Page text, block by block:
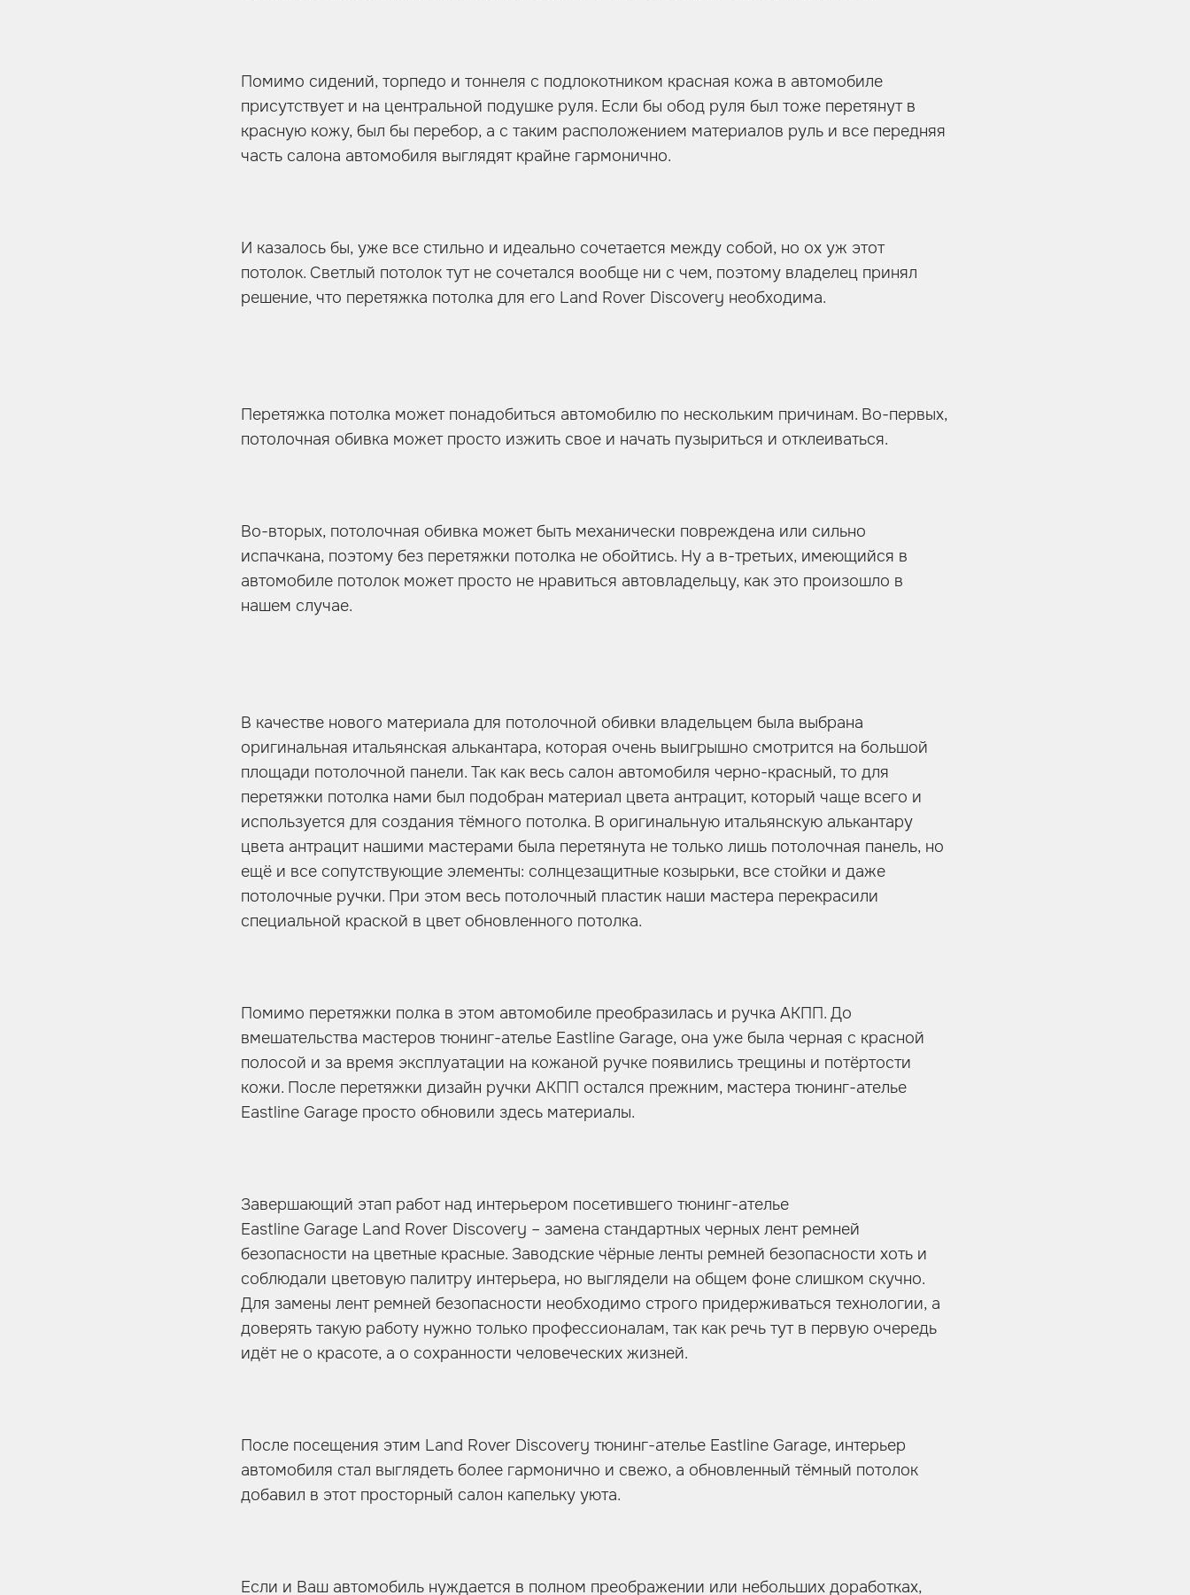
Помимо сидений, торпедо и тоннеля с подлокотником красная кожа в автомобиле
присутствует и на центральной подушке руля. Если бы обод руля был тоже перетянут в
красную кожу, был бы перебор, а с таким расположением материалов руль и все передняя
часть салона автомобиля выглядят крайне гармонично.
И казалось бы, уже все стильно и идеально сочетается между собой, но ох уж этот
потолок. Светлый потолок тут не сочетался вообще ни с чем, поэтому владелец принял
решение, что перетяжка потолка для его Land Rover Discovery необходима.
Перетяжка потолка может понадобиться автомобилю по нескольким причинам. Во-первых,
потолочная обивка может просто изжить свое и начать пузыриться и отклеиваться.
Во-вторых, потолочная обивка может быть механически повреждена или сильно
испачкана, поэтому без перетяжки потолка не обойтись. Ну а в-третьих, имеющийся в
автомобиле потолок может просто не нравиться автовладельцу, как это произошло в
нашем случае.
В качестве нового материала для потолочной обивки владельцем была выбрана
оригинальная итальянская алькантара, которая очень выигрышно смотрится на большой
площади потолочной панели. Так как весь салон автомобиля черно-красный, то для
перетяжки потолка нами был подобран материал цвета антрацит, который чаще всего и
используется для создания тёмного потолка. В оригинальную итальянскую алькантару
цвета антрацит нашими мастерами была перетянута не только лишь потолочная панель, но
ещё и все сопутствующие элементы: солнцезащитные козырьки, все стойки и даже
потолочные ручки. При этом весь потолочный пластик наши мастера перекрасили
специальной краской в цвет обновленного потолка.
Помимо перетяжки полка в этом автомобиле преобразилась и ручка АКПП. До
вмешательства мастеров тюнинг-ателье Eastline Garage, она уже была черная с красной
полосой и за время эксплуатации на кожаной ручке появились трещины и потёртости
кожи. После перетяжки дизайн ручки АКПП остался прежним, мастера тюнинг-ателье
Eastline Garage просто обновили здесь материалы.
Завершающий этап работ над интерьером посетившего тюнинг-ателье
Eastline Garage Land Rover Discovery – замена стандартных черных лент ремней
безопасности на цветные красные. Заводские чёрные ленты ремней безопасности хоть и
соблюдали цветовую палитру интерьера, но выглядели на общем фоне слишком скучно.
Для замены лент ремней безопасности необходимо строго придерживаться технологии, а
доверять такую работу нужно только профессионалам, так как речь тут в первую очередь
идёт не о красоте, а о сохранности человеческих жизней.
После посещения этим Land Rover Discovery тюнинг-ателье Eastline Garage, интерьер
автомобиля стал выглядеть более гармонично и свежо, а обновленный тёмный потолок
добавил в этот просторный салон капельку уюта.
Если и Ваш автомобиль нуждается в полном преображении или небольших доработках,